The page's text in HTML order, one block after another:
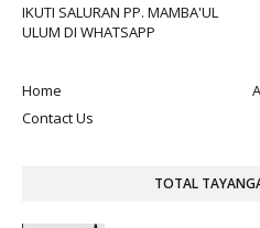
IKUTI SALURAN PP. MAMBA'UL
ULUM DI WHATSAPP
Home
Contact Us
TOTAL